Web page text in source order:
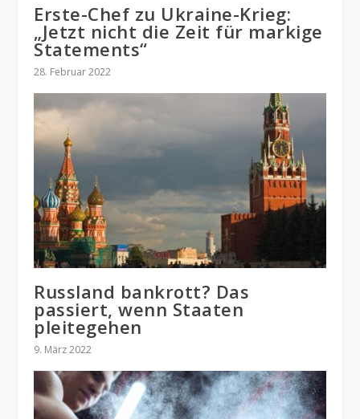
Erste-Chef zu Ukraine-Krieg:
„Jetzt nicht die Zeit für markige
Statements“
28. Februar 2022
Russland bankrott? Das
passiert, wenn Staaten
pleitegehen
9. März 2022